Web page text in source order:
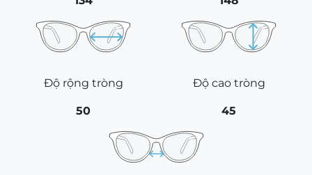
Độ rộng tròng
50
Độ cao tròng
45